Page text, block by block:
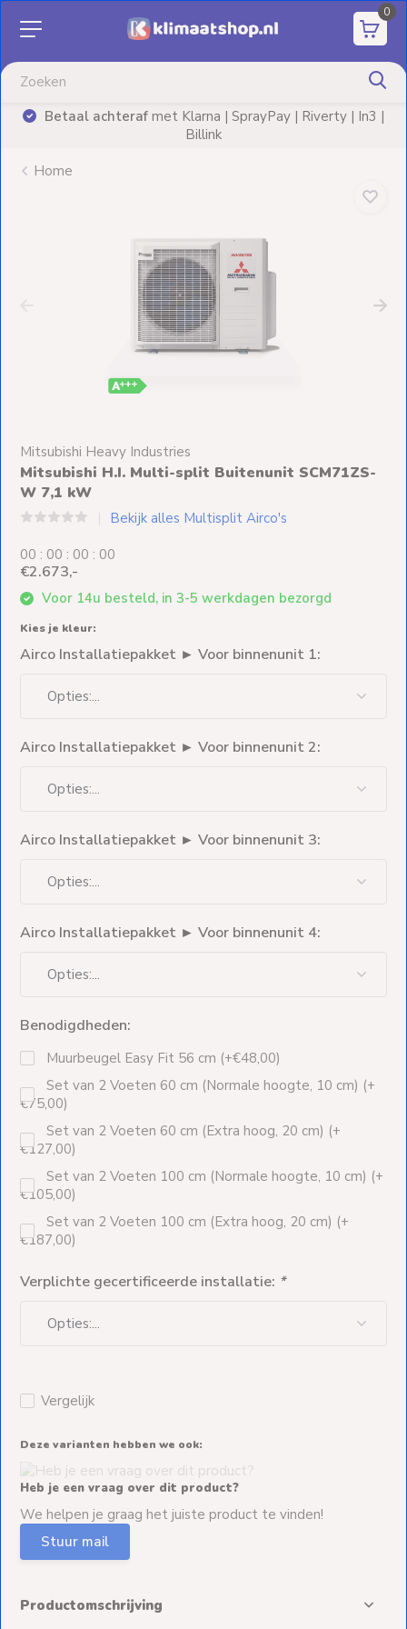
0
Betaal achterafmet Klarna | SprayPay | Riverty | In3 |
Billink
Aanbiedingen
verwarming
Elektrische
Installatiematerialen
Spoed- en
Weekendleveringen
Klantenservice
Contact
Home
Mitsubishi Heavy Industries
Mitsubishi H.I. Multi-split Buitenunit SCM71ZS-
W 7,1 kW
Bekijk alles Multisplit Airco's
00 : 00 : 00 : 00
€2.673,-
Voor 14u besteld, in 3-5 werkdagen bezorgd
Kies je kleur:
Airco Installatiepakket ► Voor binnenunit 1:
Airco Installatiepakket ► Voor binnenunit 2:
Airco Installatiepakket ► Voor binnenunit 3:
Airco Installatiepakket ► Voor binnenunit 4:
Benodigdheden:
Muurbeugel Easy Fit 56 cm (+€48,00)
Set van 2 Voeten 60 cm (Normale hoogte, 10 cm) (+
€75,00)
Set van 2 Voeten 60 cm (Extra hoog, 20 cm) (+
€127,00)
Set van 2 Voeten 100 cm (Normale hoogte, 10 cm) (+
€105,00)
Set van 2 Voeten 100 cm (Extra hoog, 20 cm) (+
€187,00)
Verplichte gecertificeerde installatie: *
Vergelijk
Deze varianten hebben we ook:
Heb je een vraag over dit product?
We helpen je graag het juiste product te vinden!
Stuur mail
Productomschrijving